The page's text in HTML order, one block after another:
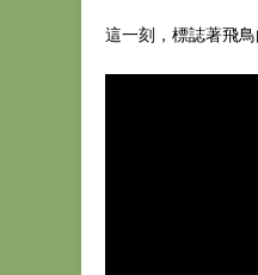
這一刻，標誌著飛鳥